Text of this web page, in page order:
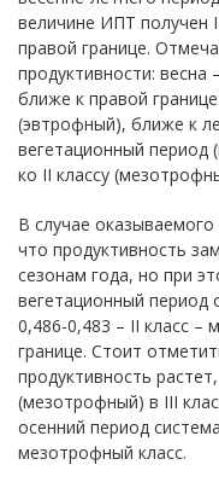
величине ИПТ получен
правой границе.
продуктивности:
ближе к правой
(эвтрофный), ближе к
вегетационный период
ко II классу
В случае
что продуктивность
сезонам года, но при
вегетационный период
0,486-0,483 – II класс
границе. Стоит
продуктивность
(мезотрофный) в III
осенний период
мезотрофный класс.